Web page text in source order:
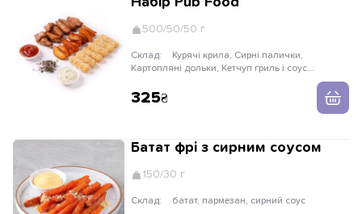
500/50/50 г
Склад:
Картопляні дольки, Кетчуп гриль і соус
325
Батат фрі з сирним соусом
150/30 г
Склад: батат, пармезан, сирний соус